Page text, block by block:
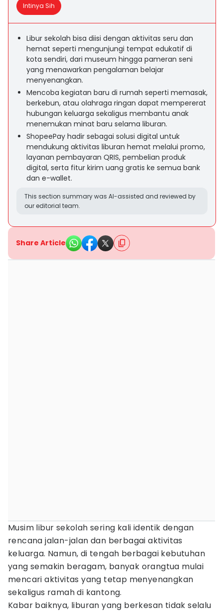
Intinya Sih
Libur sekolah bisa diisi dengan aktivitas seru dan
hemat seperti mengunjungi tempat edukatif di
kota sendiri, dari museum hingga pameran seni
yang menawarkan pengalaman belajar
menyenangkan.
Mencoba kegiatan baru di rumah seperti memasak,
berkebun, atau olahraga ringan dapat mempererat
hubungan keluarga sekaligus membantu anak
menemukan minat baru selama liburan.
ShopeePay hadir sebagai solusi digital untuk
mendukung aktivitas liburan hemat melalui promo,
layanan pembayaran QRIS, pembelian produk
digital, serta fitur kirim uang gratis ke semua bank
dan e-wallet.
This section summary was AI-assisted and reviewed by
our editorial team.
Share Article
Musim libur sekolah sering kali identik dengan
rencana jalan-jalan dan berbagai aktivitas
keluarga. Namun, di tengah berbagai kebutuhan
yang semakin beragam, banyak orangtua mulai
mencari aktivitas yang tetap menyenangkan
sekaligus ramah di kantong.
Kabar baiknya, liburan yang berkesan tidak selalu